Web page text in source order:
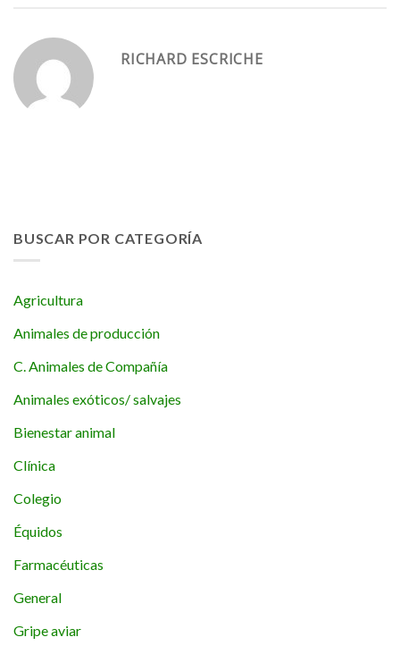
RICHARD ESCRICHE
BUSCAR POR CATEGORÍA
Agricultura
Animales de producción
C. Animales de Compañía
Animales exóticos/ salvajes
Bienestar animal
Clínica
Colegio
Équidos
Farmacéuticas
General
Gripe aviar